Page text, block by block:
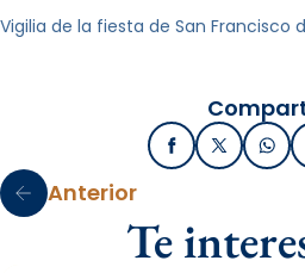
Vigilia de la fiesta de San Francisco
Facebook
X /
Anterior
Te